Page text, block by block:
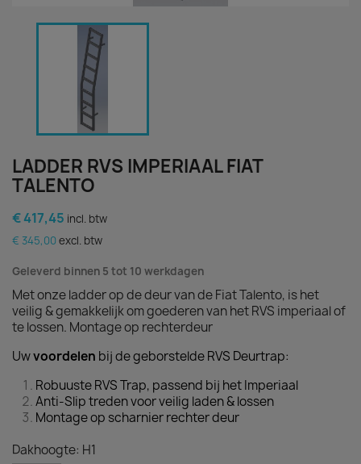
LADDER RVS IMPERIAAL FIAT
TALENTO
€ 417,45 incl. btw
€ 345,00 excl. btw
Geleverd binnen 5 tot 10 werkdagen
Met onze ladder op de deur van de Fiat Talento, is het
veilig & gemakkelijk om goederen van het RVS imperiaal of
te lossen. Montage op rechterdeur
Uwvoordelen bij de geborstelde RVS Deurtrap:
Robuuste RVS Trap, passend bij het Imperiaal
Anti-Slip treden voor veilig laden & lossen
Montage op scharnier rechter deur
Dakhoogte: H1